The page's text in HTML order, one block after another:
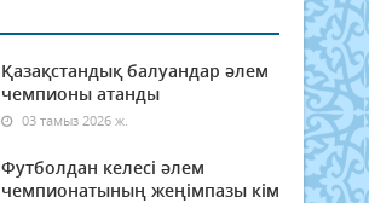
Қазақстандық балуандар әлем
чемпионы атанды
03 тамыз 2026 ж.
Футболдан келесі әлем
чемпионатының жеңімпазы кім